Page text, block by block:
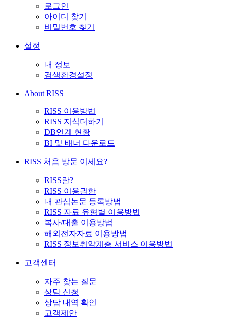
로그인
아이디 찾기
비밀번호 찾기
설정
내 정보
검색환경설정
About RISS
RISS 이용방법
RISS 지식더하기
DB연계 현황
BI 및 배너 다운로드
RISS 처음 방문 이세요?
RISS란?
RISS 이용권한
내 관심논문 등록방법
RISS 자료 유형별 이용방법
복사/대출 이용방법
해외전자자료 이용방법
RISS 정보취약계층 서비스 이용방법
고객센터
자주 찾는 질문
상담 신청
상담 내역 확인
고객제안